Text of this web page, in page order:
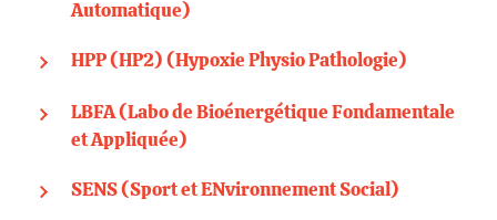
Automatique)
HPP (HP2) (Hypoxie Physio Pathologie)
LBFA (Labo de Bioénergétique Fondamentale
et Appliquée)
SENS (Sport et ENvironnement Social)